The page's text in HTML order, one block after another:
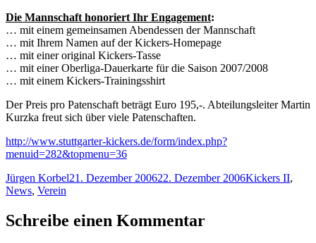
Die Mannschaft honoriert Ihr Engagement:
… mit einem gemeinsamen Abendessen der Mannschaft
… mit Ihrem Namen auf der Kickers-Homepage
… mit einer original Kickers-Tasse
… mit einer Oberliga-Dauerkarte für die Saison 2007/2008
… mit einem Kickers-Trainingsshirt
Der Preis pro Patenschaft beträgt Euro 195,-. Abteilungsleiter Martin
Kurzka freut sich über viele Patenschaften.
http://www.stuttgarter-kickers.de/form/index.php?
menuid=282&topmenu=36
Autor
Jürgen KorbelVeröffentlicht
21. Dezember 200622. Dezember 2006Kategorien
Kickers II,
News, Verein
Schreibe einen Kommentar